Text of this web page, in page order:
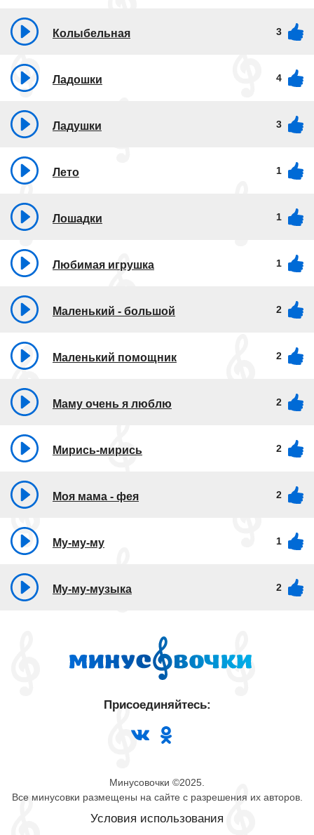
Колыбельная 3
Ладошки 4
Ладушки 3
Лето 1
Лошадки 1
Любимая игрушка 1
Маленький - большой 2
Маленький помощник 2
Маму очень я люблю 2
Мирись-мирись 2
Моя мама - фея 2
Му-му-му 1
Му-му-музыка 2
Минусовочки ©2025.
Все минусовки размещены на сайте с разрешения их авторов.
Условия использования
Присоединяйтесь: